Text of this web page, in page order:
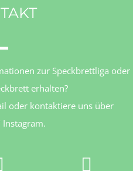
zur Speckbrettliga oder
erhalten?
oder kontaktiere uns über
Instagram.